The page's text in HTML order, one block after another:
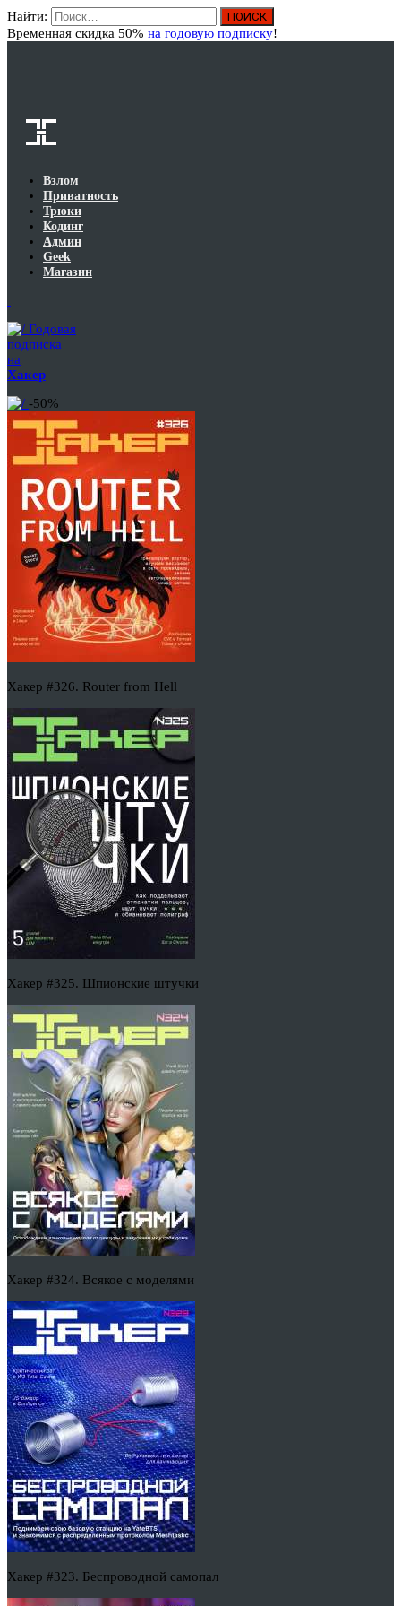
Найти:
Временная скидка 50% на годовую подписку!
Взлом
Приватность
Трюки
Кодинг
Админ
Geek
Магазин
Годовая
подписка
на
Хакер
-50%
Хакер #326. Router from Hell
Хакер #325. Шпионские штучки
Хакер #324. Всякое с моделями
Хакер #323. Беспроводной самопал